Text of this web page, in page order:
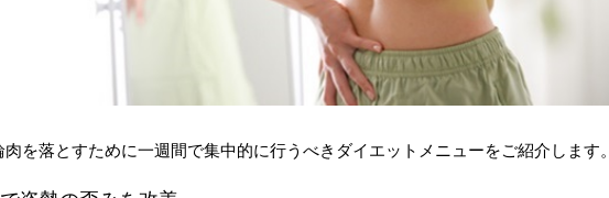
を落とすために一週間で集中的に行うべきダイエットメニューをご紹介します。